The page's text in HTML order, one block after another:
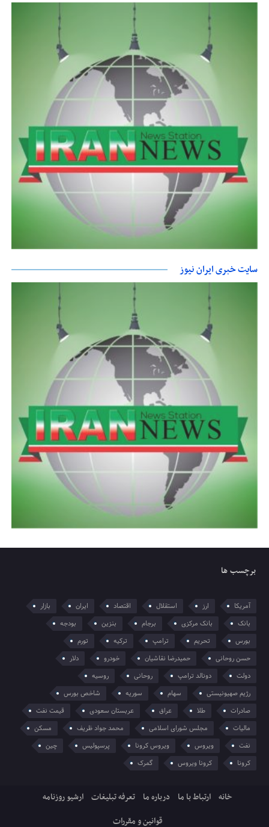
سایت خبری ایران نیوز
برچسب ها
آمریکا ارز استقلال اقتصاد ایران
بازار
بانک
بانک مرکزی برجام بنزین
بودجه
بورس
تحریم ترامپ ترکیه
تورم
حسن روحانی
حمیدرضا نقاشیان خودرو
دلار
دولت
دونالد ترامپ روحانی
روسیه
رژیم صهیونیستی
سهام سوریه
شاخص بورس
صادرات
طلا عراق عربستان سعودی
قیمت نفت
مالیات
مجلس شورای اسلامی محمد جواد ظریف
مسکن
نفت
ویروس ویروس کرونا پرسپولیس
چین
کرونا
کرونا ویروس گمرک
خانه ارتباط با ما درباره ما تعرفه تبلیغات ارشیو روزنامه
قوانین و مقررات